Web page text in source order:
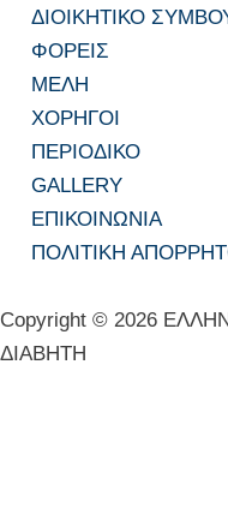
ΔΙΟΙΚΗΤΙΚΟ
ΦΟΡΕΙΣ
ΜΕΛΗ
ΧΟΡΗΓΟΙ
ΠΕΡΙΟΔΙΚΟ
GALLERY
ΕΠΙΚΟΙΝΩΝΙΑ
ΠΟΛΙΤΙΚΗ
Copyright © 2026
ΔΙΑΒΗΤΗ